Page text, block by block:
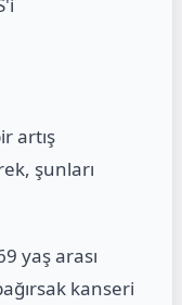
artış
şunları
yaş arası
kanseri